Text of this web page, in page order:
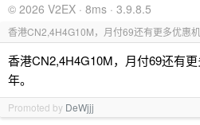
© 2026 V2EX · 8ms · 3.9.8.5
香港CN2,4H4G10M，月付69还有更多优惠机
香港CN2,4H4G10M，月付69还有
年。
Promoted by DeWjjj